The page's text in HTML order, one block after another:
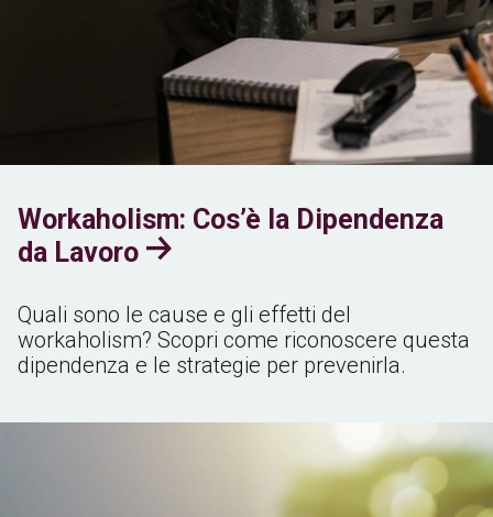
Workaholism: Cos’è la Dipendenza
da Lavoro
Quali sono le cause e gli effetti del
workaholism? Scopri come riconoscere questa
dipendenza e le strategie per prevenirla.